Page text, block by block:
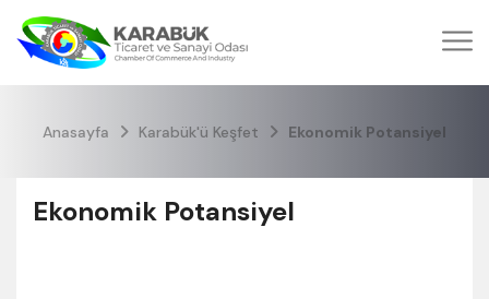
Anasayfa Karabük'ü Keşfet Ekonomik Potansiyel
Ekonomik Potansiyel